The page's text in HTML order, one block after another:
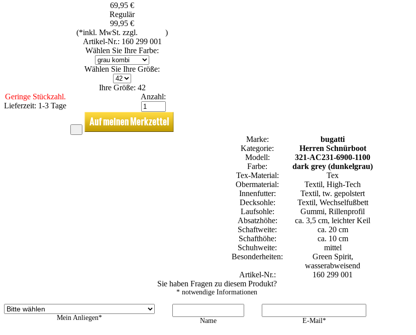
69,95 €
Regulär
99,95 €
(*inkl. MwSt. zzgl.
)
Artikel-Nr.: 160 299 001
Wählen Sie Ihre Farbe:
Wählen Sie Ihre Größe:
Ihre Größe: 42
Geringe Stückzahl.
Lieferzeit: 1-3 Tage
Anzahl:
Marke:
bugatti
Kategorie:
Herren Schnürboot
Modell:
321-AC231-6900-1100
Farbe:
dark grey (dunkelgrau)
Tex-Material:
Tex
Obermaterial:
Textil, High-Tech
Innenfutter:
Textil, tw. gepolstert
Decksohle:
Textil, Wechselfußbett
Laufsohle:
Gummi, Rillenprofil
Absatzhöhe:
ca. 3,5 cm, leichter Keil
Schaftweite:
ca. 20 cm
Schafthöhe:
ca. 10 cm
Schuhweite:
mittel
Besonderheiten:
Green Spirit,
wasserabweisend
Artikel-Nr.:
160 299 001
Sie haben Fragen zu diesem Produkt?
* notwendige Informationen
Mein Anliegen* Name E-Mail*